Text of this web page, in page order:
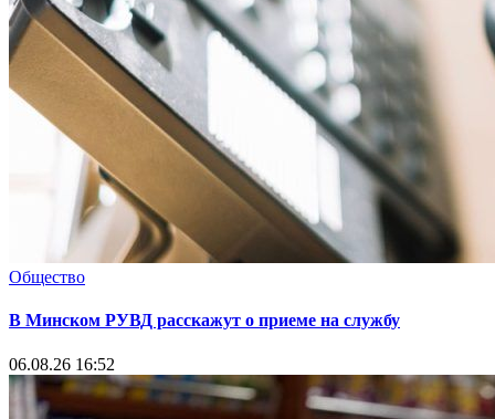
Общество
В Минском РУВД расскажут о приеме на службу
06.08.26 16:52